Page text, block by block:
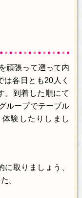
頑張って遡って内
各日とも20人く
。到着した順にて
ループでテーブル
験したりしまし
取りましょう、
。